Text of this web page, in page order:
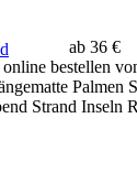
ab 36 €
bestellen
Palmen
Strand Inseln